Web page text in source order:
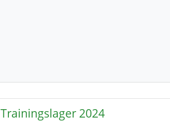
Trainingslager 2024